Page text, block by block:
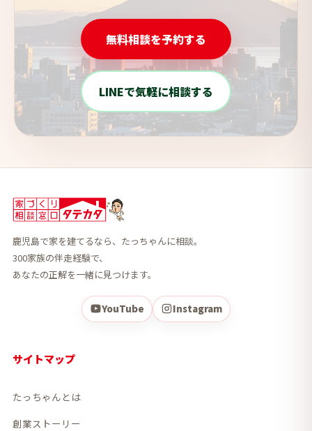
無料相談を予約する
LINEで気軽に相談する
鹿児島で家を建てるなら、たっちゃんに相談。
300家族の伴走経験で、
あなたの正解を一緒に見つけます。
YouTube Instagram
サイトマップ
たっちゃんとは
創業ストーリー